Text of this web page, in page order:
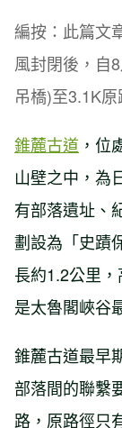
編按：此篇文
風封閉後，自
吊橋)至3.1K原
錐麓古道 ，位
山壁之中，為
有部落遺址、
劃設為「史蹟
長約1.2公里
是太魯閣峽谷
錐麓古道最早
部落間的聯繫
路，原路徑只